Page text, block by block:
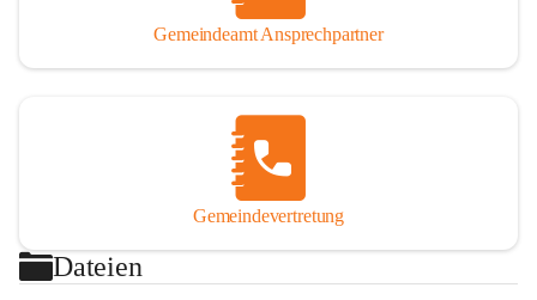
Gemeindeamt Ansprechpartner
Gemeindevertretung
Dateien